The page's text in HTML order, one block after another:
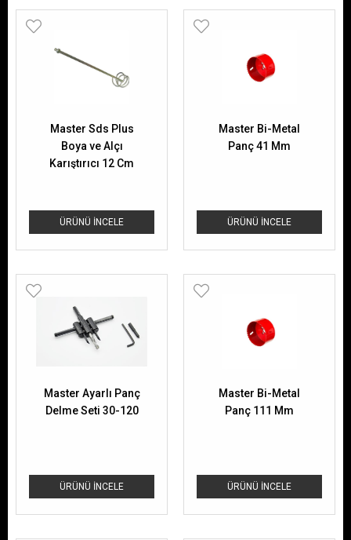
ÜRÜNÜ İNCELE
Master Sds Plus
Boya ve Alçı
Karıştırıcı 12 Cm
ÜRÜNÜ İNCELE
Master Bi-Metal
Panç 41 Mm
ÜRÜNÜ İNCELE
Master Ayarlı Panç
Delme Seti 30-120
ÜRÜNÜ İNCELE
Master Bi-Metal
Panç 111 Mm